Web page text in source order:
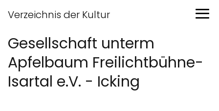
Verzeichnis der Kultur
Gesellschaft unterm
Apfelbaum Freilichtbühne-
Isartal e.V. - Icking